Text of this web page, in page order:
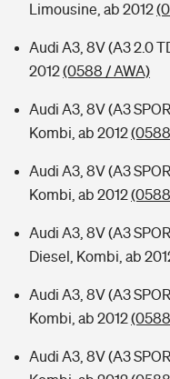
Limousine, ab 2012
Audi A3, 8V (A3 2.0
2012(0588 / AWA)
Audi A3, 8V (A3
Kombi, ab 2012
Audi A3, 8V (A3
Kombi, ab 2012
Audi A3, 8V (A3
Diesel, Kombi, ab
Audi A3, 8V (A3
Kombi, ab 2012
Audi A3, 8V (A3